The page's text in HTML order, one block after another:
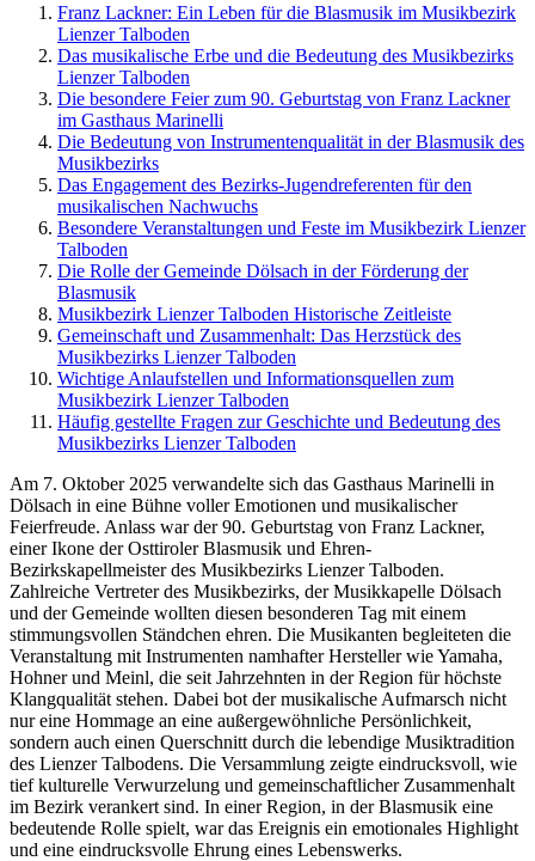
Franz Lackner: Ein Leben für die Blasmusik im Musikbezirk
Lienzer Talboden
Das musikalische Erbe und die Bedeutung des Musikbezirks
Lienzer Talboden
Die besondere Feier zum 90. Geburtstag von Franz Lackner
im Gasthaus Marinelli
Die Bedeutung von Instrumentenqualität in der Blasmusik des
Musikbezirks
Das Engagement des Bezirks-Jugendreferenten für den
musikalischen Nachwuchs
Besondere Veranstaltungen und Feste im Musikbezirk Lienzer
Talboden
Die Rolle der Gemeinde Dölsach in der Förderung der
Blasmusik
Musikbezirk Lienzer Talboden Historische Zeitleiste
Gemeinschaft und Zusammenhalt: Das Herzstück des
Musikbezirks Lienzer Talboden
Wichtige Anlaufstellen und Informationsquellen zum
Musikbezirk Lienzer Talboden
Häufig gestellte Fragen zur Geschichte und Bedeutung des
Musikbezirks Lienzer Talboden
Am 7. Oktober 2025 verwandelte sich das Gasthaus Marinelli in
Dölsach in eine Bühne voller Emotionen und musikalischer
Feierfreude. Anlass war der 90. Geburtstag von Franz Lackner,
einer Ikone der Osttiroler Blasmusik und Ehren-
Bezirkskapellmeister des Musikbezirks Lienzer Talboden.
Zahlreiche Vertreter des Musikbezirks, der Musikkapelle Dölsach
und der Gemeinde wollten diesen besonderen Tag mit einem
stimmungsvollen Ständchen ehren. Die Musikanten begleiteten die
Veranstaltung mit Instrumenten namhafter Hersteller wie Yamaha,
Hohner und Meinl, die seit Jahrzehnten in der Region für höchste
Klangqualität stehen. Dabei bot der musikalische Aufmarsch nicht
nur eine Hommage an eine außergewöhnliche Persönlichkeit,
sondern auch einen Querschnitt durch die lebendige Musiktradition
des Lienzer Talbodens. Die Versammlung zeigte eindrucksvoll, wie
tief kulturelle Verwurzelung und gemeinschaftlicher Zusammenhalt
im Bezirk verankert sind. In einer Region, in der Blasmusik eine
bedeutende Rolle spielt, war das Ereignis ein emotionales Highlight
und eine eindrucksvolle Ehrung eines Lebenswerks.